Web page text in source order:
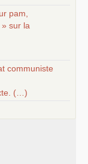
pam,
» sur la
communiste
(…)